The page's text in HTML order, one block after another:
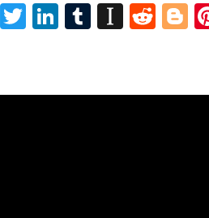
Facebook
TwitterLinkedIn
Tumblr